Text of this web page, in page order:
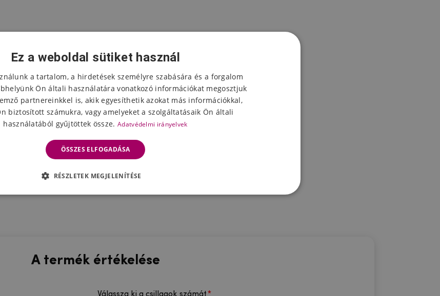
A termék értékelése
Ez a weboldal sütiket használ
a tartalom, a hirdetések személyre szabására és a forgalom
Ön általi használatára vonatkozó információkat megosztjuk
partnereinkkel is, akik egyesíthetik azokat más információkkal,
biztosított számukra, vagy amelyeket a szolgáltatásaik Ön általi
használatából gyűjtöttek össze. Adatvédelmi irányelvek
ÖSSZES ELFOGADÁSA
RÉSZLETEK MEGJELENÍTÉSE